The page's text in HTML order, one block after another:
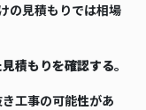
の見積もりでは相場
積もりを確認する。
き工事の可能性があ